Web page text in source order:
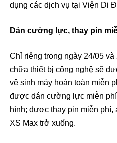
dụng các dịch vụ tại Viện Di
Dán cường lực, thay pin
Chỉ riêng trong ngày 24/05
chữa thiết bị công nghệ sẽ
vệ sinh máy hoàn toàn miễn
được dán cường lực miễn phí
hình; được thay pin miễn phí,
XS Max trở xuống.